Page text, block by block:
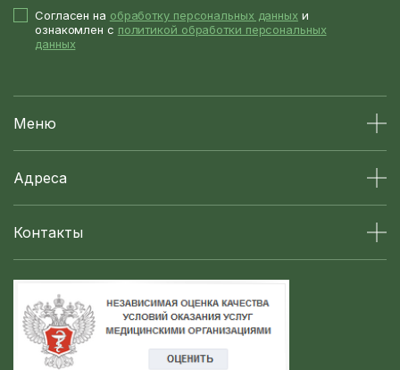
Согласен на обработку персональных данных и
ознакомлен с политикой обработки персональных
данных
Меню
Адреса
Контакты